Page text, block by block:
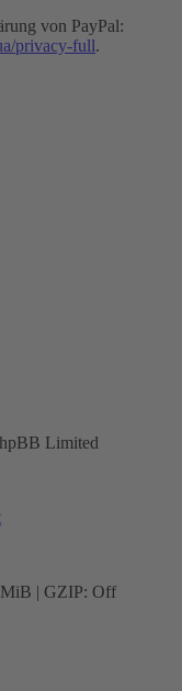
von PayPal:
privacy-full.
Limited
MiB | GZIP: Off